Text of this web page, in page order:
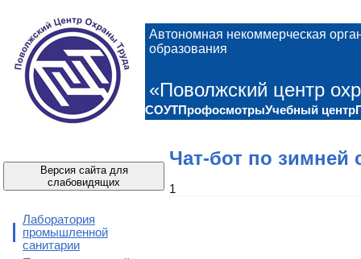
Автономная некоммерческая
образования
«Поволжский центр
СОУТПрофосмотрыУчебный центр
Версия сайта для
слабовидящих
Лаборатория
промышленной
санитарии
Чат-бот по зимней
1